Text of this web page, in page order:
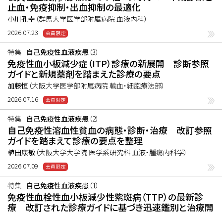
止血・免疫抑制・出血抑制の最適化
小川孔幸 （群馬大学医学部附属病院 血液内科）
2026.07.23
特集 自己免疫性血液疾患 （3）
免疫性血小板減少症（ITP）診療の新展開 診断参照
ガイドと新規薬剤を踏まえた診療の要点
加藤恒 （大阪大学医学部附属病院 輸血・細胞療法部）
2026.07.16
特集 自己免疫性血液疾患 （2）
自己免疫性溶血性貧血の病態・診断・治療 改訂参照
ガイドを踏まえて診療の要点を整理
植田康敬 （大阪大学大学院 医学系研究科 血液・腫瘍内科学）
2026.07.09
特集 自己免疫性血液疾患 （1）
免疫性血栓性血小板減少性紫斑病（TTP）の最新診
療 改訂された診療ガイドに基づき迅速鑑別と治療開